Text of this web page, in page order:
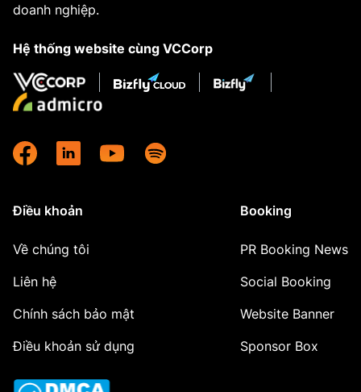
doanh nghiệp.
Hệ thống website cùng VCCorp
Điều khoản
Về chúng tôi
Liên hệ
Chính sách bảo mật
Điều khoản sử dụng
Booking
PR Booking News
Social Booking
Website Banner
Sponsor Box